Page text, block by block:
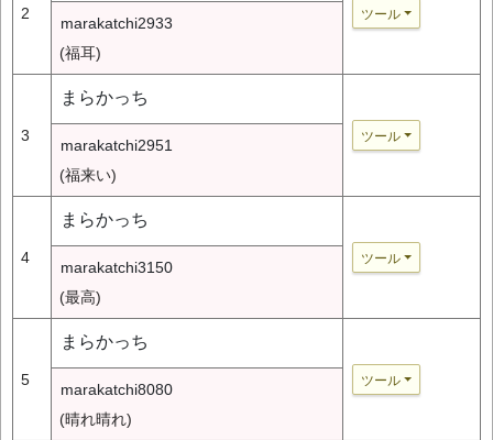
2 ツール
marakatchi2933
(福耳)
3
まらかっち
ツール
marakatchi2951
(福来い)
4
まらかっち
ツール
marakatchi3150
(最高)
5
まらかっち
ツール
marakatchi8080
(晴れ晴れ)